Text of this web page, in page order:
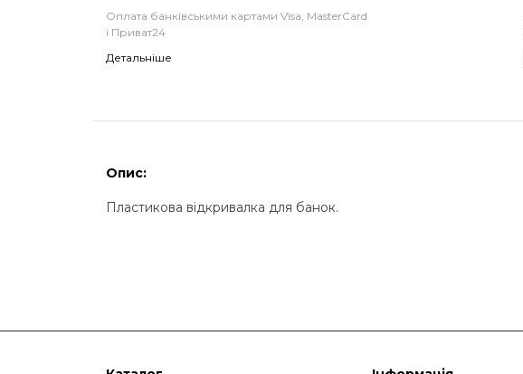
Оплата банківськими картами Visa, MasterCard
і Приват24
Детальніше
Опис:
Пластикова відкривалка для банок.